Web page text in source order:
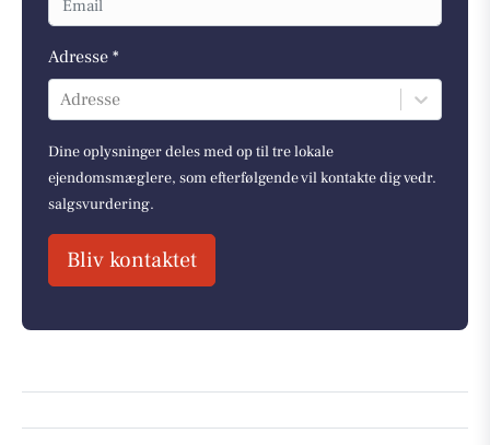
Adresse *
Adresse
Dine oplysninger deles med op til tre lokale
ejendomsmæglere, som efterfølgende vil kontakte dig vedr.
salgsvurdering.
Bliv kontaktet